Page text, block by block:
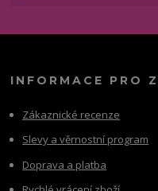
INFORMACE PRO
Zákaznické recenze
Slevy a věrnostní program
Doprava a platba